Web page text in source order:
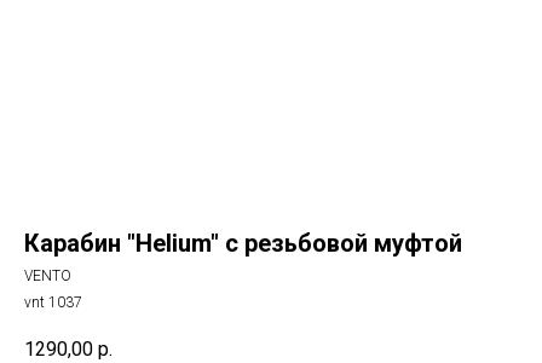
Карабин "Helium" с резьбовой муфтой
VENTO
vnt 1037
1290,00 р.